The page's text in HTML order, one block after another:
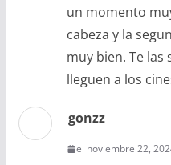
un momento
cabeza y la
muy bien. Te las
lleguen a los
gonzz
el noviembre 22,